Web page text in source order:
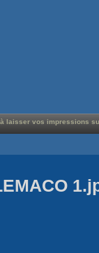
à laisser vos impressions